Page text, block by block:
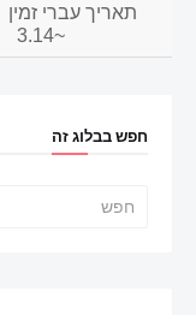
תאריך עברי זמין
~3.14
חפש בבלוג זה